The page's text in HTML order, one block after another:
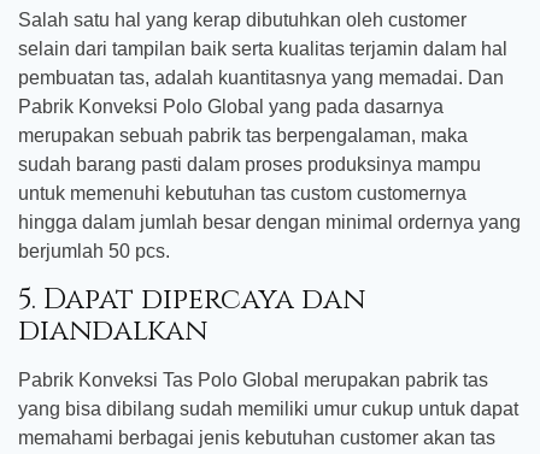
Salah satu hal yang kerap dibutuhkan oleh customer
selain dari tampilan baik serta kualitas terjamin dalam hal
pembuatan tas, adalah kuantitasnya yang memadai. Dan
Pabrik Konveksi Polo Global yang pada dasarnya
merupakan sebuah pabrik tas berpengalaman, maka
sudah barang pasti dalam proses produksinya mampu
untuk memenuhi kebutuhan tas custom customernya
hingga dalam jumlah besar dengan minimal ordernya yang
berjumlah 50 pcs.
5. Dapat dipercaya dan
diandalkan
Pabrik Konveksi Tas Polo Global merupakan pabrik tas
yang bisa dibilang sudah memiliki umur cukup untuk dapat
memahami berbagai jenis kebutuhan customer akan tas